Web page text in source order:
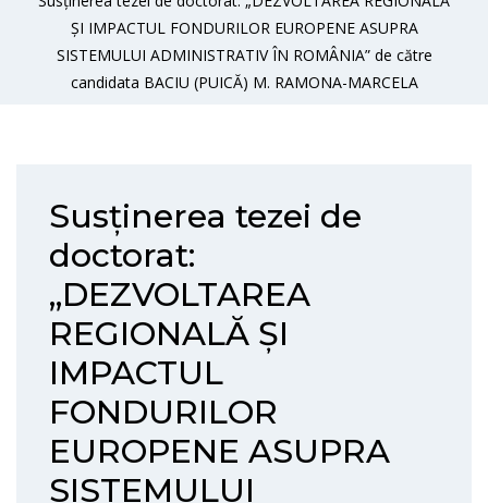
ȘI IMPACTUL FONDURILOR EUROPENE ASUPRA
SISTEMULUI ADMINISTRATIV ÎN ROMÂNIA” de către
candidata BACIU (PUICĂ) M. RAMONA-MARCELA
Susținerea tezei de
doctorat:
„DEZVOLTAREA
REGIONALĂ ȘI
IMPACTUL
FONDURILOR
EUROPENE ASUPRA
SISTEMULUI